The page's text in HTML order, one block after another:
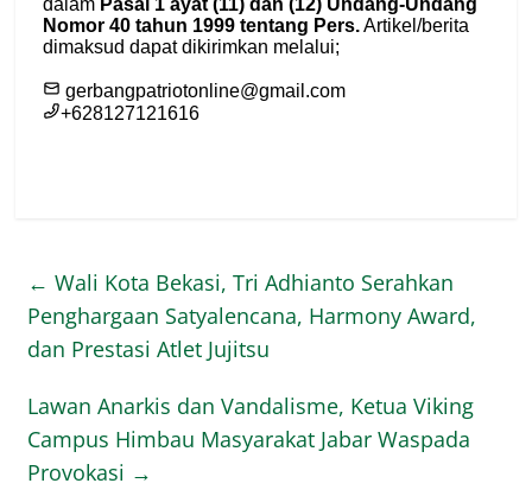
← Wali Kota Bekasi, Tri Adhianto Serahkan
Penghargaan Satyalencana, Harmony Award,
dan Prestasi Atlet Jujitsu
Lawan Anarkis dan Vandalisme, Ketua Viking
Campus Himbau Masyarakat Jabar Waspada
Provokasi →